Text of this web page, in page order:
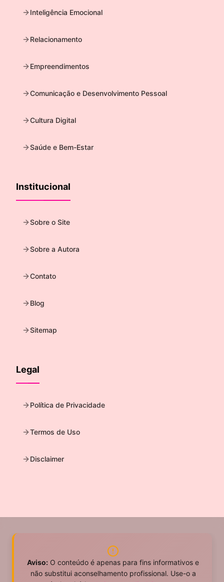
Inteligência Emocional
Relacionamento
Empreendimentos
Comunicação e Desenvolvimento Pessoal
Cultura Digital
Saúde e Bem-Estar
Institucional
Sobre o Site
Sobre a Autora
Contato
Blog
Sitemap
Legal
Política de Privacidade
Termos de Uso
Disclaimer
Aviso: O conteúdo é apenas para fins informativos e
não substitui aconselhamento profissional. Use-o a